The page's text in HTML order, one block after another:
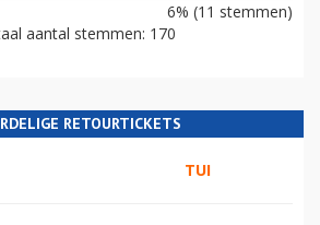
6% (11 stemmen)
aantal stemmen: 170
RETOURTICKETS
TUI